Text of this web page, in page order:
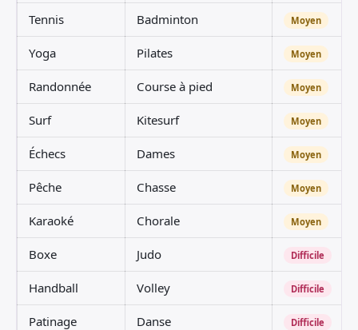
Tennis Badminton Moyen
Yoga Pilates Moyen
Randonnée Course à pied Moyen
Surf Kitesurf Moyen
Échecs Dames Moyen
Pêche Chasse Moyen
Karaoké Chorale Moyen
Boxe Judo Difficile
Handball Volley Difficile
Patinage Danse Difficile